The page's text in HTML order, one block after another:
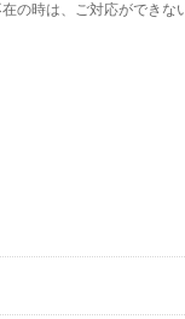
の時は、ご対応ができな